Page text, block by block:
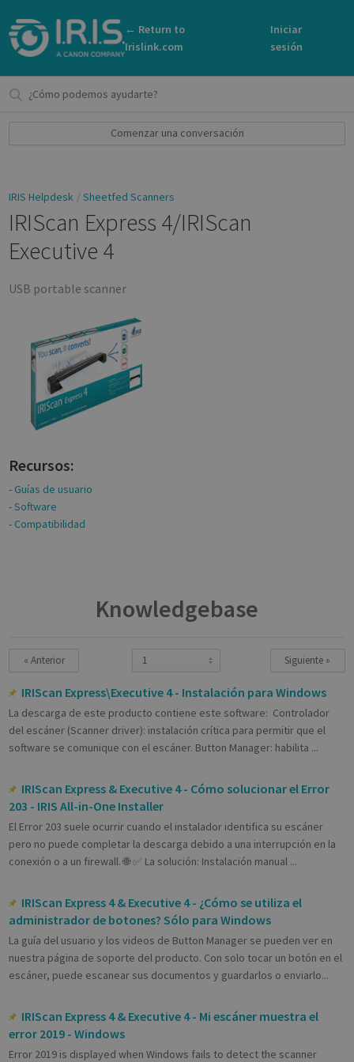
← Return to
Irislink.com
Iniciar
sesión
Comenzar una conversación
IRIS Helpdesk Sheetfed Scanners
IRIScan Express 4/IRIScan
Executive 4
USB portable scanner
Recursos:
- Guías de usuario
-Software
- Compatibilidad
Knowledgebase
« Anterior Siguiente »
IRIScan Express\Executive 4 - Instalación para Windows
La descarga de este producto contiene este software: Controlador
del escáner (Scanner driver): instalación crítica para permitir que el
software se comunique con el escáner. Button Manager: habilita ...
IRIScan Express & Executive 4 - Cómo solucionar el Error
203 - IRIS All-in-One Installer
El Error 203 suele ocurrir cuando el instalador identifica su escáner
pero no puede completar la descarga debido a una interrupción en la
conexión o a un firewall. 🌐 ✅ La solución: Instalación manual ...
IRIScan Express 4 & Executive 4 - ¿Cómo se utiliza el
administrador de botones? Sólo para Windows
La guía del usuario y los videos de Button Manager se pueden ver en
nuestra página de soporte del producto. Con solo tocar un botón en el
escáner, puede escanear sus documentos y guardarlos o enviarlo...
IRIScan Express 4 & Executive 4 - Mi escáner muestra el
error 2019 - Windows
Error 2019 is displayed when Windows fails to detect the scanner